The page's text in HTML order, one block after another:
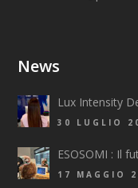
News
Lux Intensity
30 LUGLIO
ESOSOMI : Il
17 MAGGIO